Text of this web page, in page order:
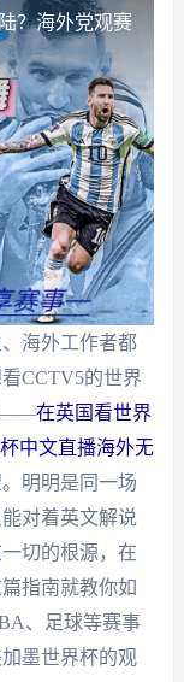
？海外党观赛
海外工作者都
CCTV5的世界
——在英国看世界
中文直播海外无
明明是同一场
对着英文解说
切的根源，在
指南就教你如
、足球等赛事
墨世界杯的观